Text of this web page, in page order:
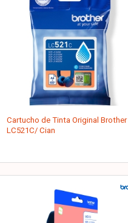
Cartucho de Tinta Original Brother
LC521C/ Cian